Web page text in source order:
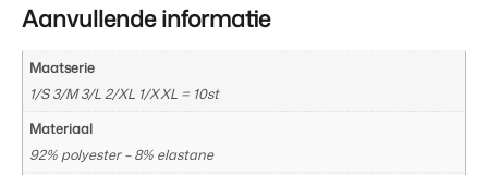
Aanvullende informatie
Maatserie
1/S 3/M 3/L 2/XL 1/XXL = 10st
Materiaal
92% polyester – 8% elastane